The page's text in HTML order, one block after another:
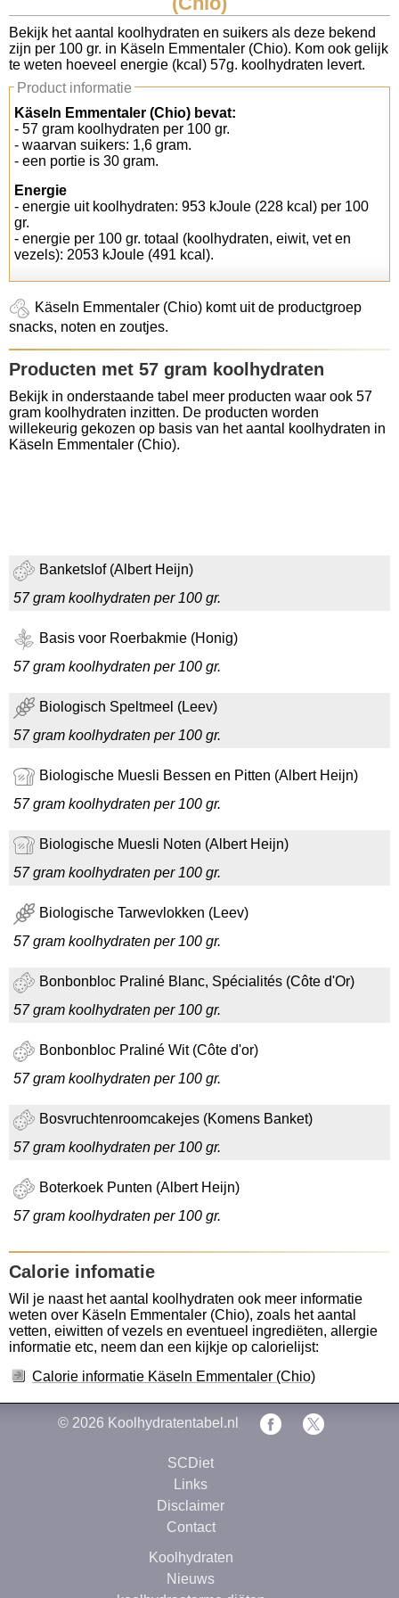
Koolhydraten tellen
Links
Bekijk het aantal koolhydraten en suikers als deze bekend
zijn per 100 gr. in Käseln Emmentaler (Chio). Kom ook gelijk
te weten hoeveel energie (kcal) 57g. koolhydraten levert.
Product informatie
Käseln Emmentaler (Chio) bevat:
- 57 gram koolhydraten per 100 gr.
- waarvan suikers: 1,6 gram.
- een portie is 30 gram.
Energie
- energie uit koolhydraten: 953 kJoule (228 kcal) per 100
gr.
- energie per 100 gr. totaal (koolhydraten, eiwit, vet en
vezels): 2053 kJoule (491 kcal).
Käseln Emmentaler (Chio) komt uit de productgroep
snacks, noten en zoutjes.
Producten met 57 gram koolhydraten
Bekijk in onderstaande tabel meer producten waar ook 57
gram koolhydraten inzitten. De producten worden
willekeurig gekozen op basis van het aantal koolhydraten in
Käseln Emmentaler (Chio).
Banketslof (Albert Heijn)
57 gram koolhydraten per 100 gr.
Basis voor Roerbakmie (Honig)
57 gram koolhydraten per 100 gr.
Biologisch Speltmeel (Leev)
57 gram koolhydraten per 100 gr.
Biologische Muesli Bessen en Pitten (Albert Heijn)
57 gram koolhydraten per 100 gr.
Biologische Muesli Noten (Albert Heijn)
57 gram koolhydraten per 100 gr.
Biologische Tarwevlokken (Leev)
57 gram koolhydraten per 100 gr.
Bonbonbloc Praliné Blanc, Spécialités (Côte d'Or)
57 gram koolhydraten per 100 gr.
Bonbonbloc Praliné Wit (Côte d'or)
57 gram koolhydraten per 100 gr.
Bosvruchtenroomcakejes (Komens Banket)
57 gram koolhydraten per 100 gr.
Boterkoek Punten (Albert Heijn)
57 gram koolhydraten per 100 gr.
Calorie infomatie
Wil je naast het aantal koolhydraten ook meer informatie
weten over Käseln Emmentaler (Chio), zoals het aantal
vetten, eiwitten of vezels en eventueel ingrediëten, allergie
informatie etc, neem dan een kijkje op calorielijst:
Calorie informatie Käseln Emmentaler (Chio)
© 2026 Koolhydratentabel.nl
SCDiet
Links
Disclaimer
Contact
Koolhydraten
Nieuws